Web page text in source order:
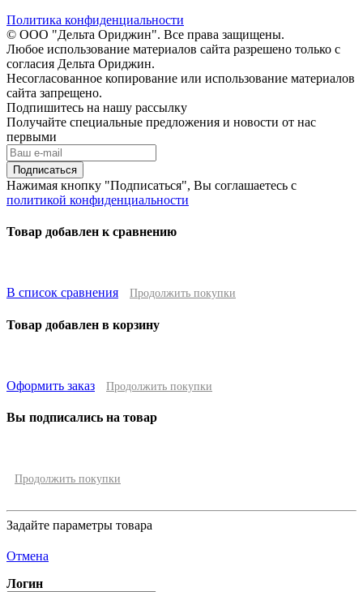
Политика конфиденциальности
© ООО "Дельта Ориджин". Все права защищены.
Любое использование материалов сайта разрешено только с
согласия Дельта Ориджин.
Несогласованное копирование или использование материалов
сайта запрещено.
Подпишитесь на нашу рассылку
Получайте специальные предложения и новости от нас
первыми
Подписаться
Нажимая кнопку "Подписаться", Вы соглашаетесь с
политикой конфиденциальности
Товар добавлен к сравнению
В список сравнения Продолжить покупки
Товар добавлен в корзину
Оформить заказ Продолжить покупки
Вы подписались на товар
Продолжить покупки
Задайте параметры товара
Отмена
Логин